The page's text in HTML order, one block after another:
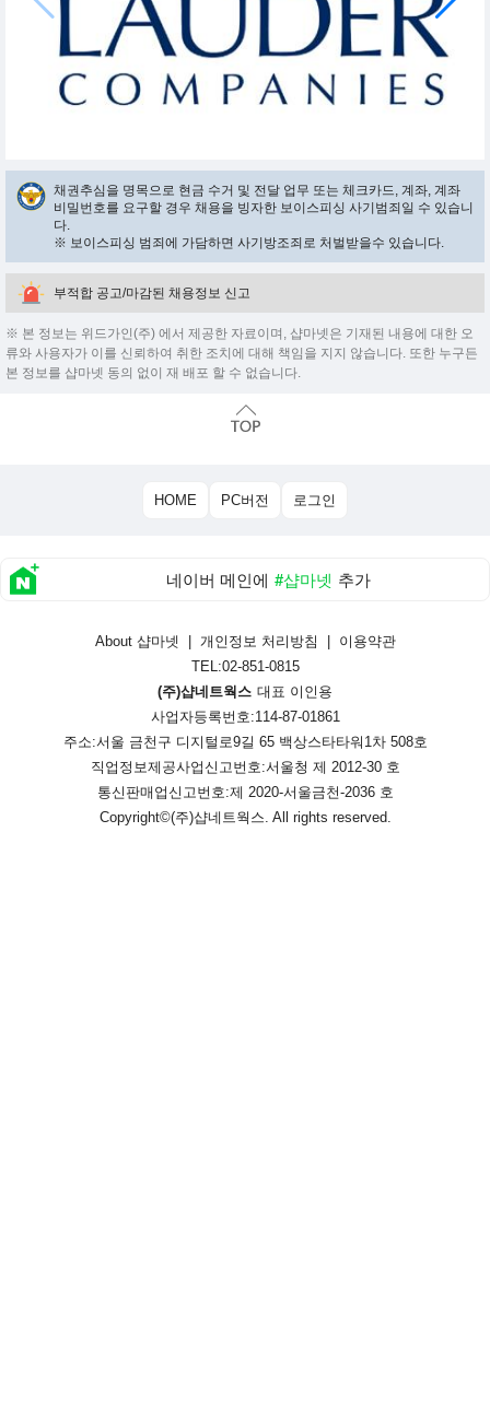
채권추심을 명목으로 현금 수거 및 전달 업무 또는 체크카드, 계좌, 계좌
비밀번호를 요구할 경우 채용을 빙자한 보이스피싱 사기범죄일 수 있습니
다.
※ 보이스피싱 범죄에 가담하면 사기방조죄로 처벌받을수 있습니다.
부적합 공고/마감된 채용정보 신고
※ 본 정보는 위드가인(주) 에서 제공한 자료이며, 샵마넷은 기재된 내용에 대한 오
류와 사용자가 이를 신뢰하여 취한 조치에 대해 책임을 지지 않습니다. 또한 누구든
본 정보를 샵마넷 동의 없이 재 배포 할 수 없습니다.
HOME PC버전 로그인
네이버 메인에 #샵마넷 추가
About 샵마넷 | 개인정보 처리방침 | 이용약관
TEL:02-851-0815
(주)샵네트웍스 대표 이인용
사업자등록번호:114-87-01861
주소:서울 금천구 디지털로9길 65 백상스타타워1차 508호
직업정보제공사업신고번호:서울청 제 2012-30 호
통신판매업신고번호:제 2020-서울금천-2036 호
Copyright©(주)샵네트웍스 . All rights reserved.